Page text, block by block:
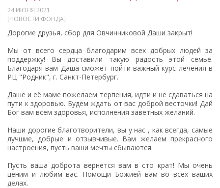
24 ИЮНЯ 2021
[НОВОСТИ ФОНДА]
Дорогие друзья, сбор для Овчинниковой Даши закрыт!
Мы от всего сердца благодарим всех добрых людей за
поддержку! Вы доставили такую радость этой семье.
Благодаря вам Даша сможет пойти важный курс лечения в
РЦ "Родник", г. Санкт-Петербург.
Даше и её маме пожелаем терпения, идти и не сдаваться на
пути к здоровью. Будем ждать от вас доброй весточки! Дай
Бог вам всем здоровья, исполнения заветных желаний.
Наши дорогие благотворители, вы у нас , как всегда, самые
лучшие, добрые и отзывчивые. Вам желаем прекрасного
настроения, пусть ваши мечты сбываются.
Пусть ваша доброта вернется вам в сто крат! Мы очень
ценим и любим вас. Помощи Божией вам во всех ваших
делах.